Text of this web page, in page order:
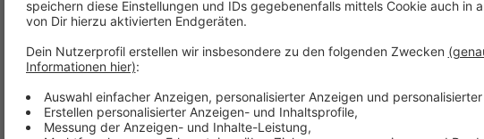
Sascha Faßbender
Dasha im Interview über ihren plötzlichen
Anzeige